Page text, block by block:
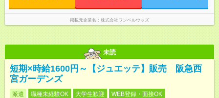
掲載元企業名 株式会社ワンベルウッズ
未読
短期×時給1600円～【ジュエッテ】販売 阪急西
宮ガーデンズ
派遣 職種未経験OK 大学生歓迎 WEB登録・面接OK